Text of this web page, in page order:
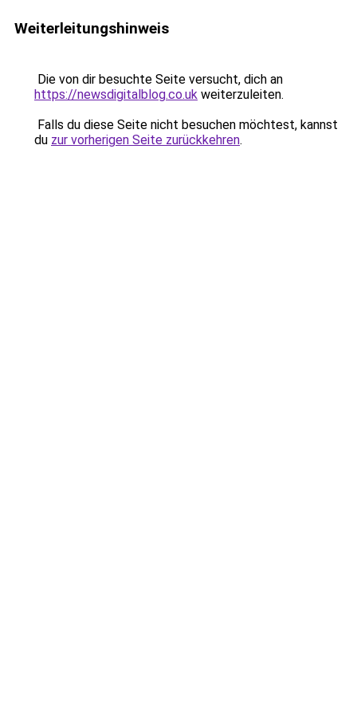
Weiterleitungshinweis
Die von dir besuchte Seite versucht, dich an
https://newsdigitalblog.co.uk weiterzuleiten.
Falls du diese Seite nicht besuchen möchtest, kannst
du zur vorherigen Seite zurückkehren.